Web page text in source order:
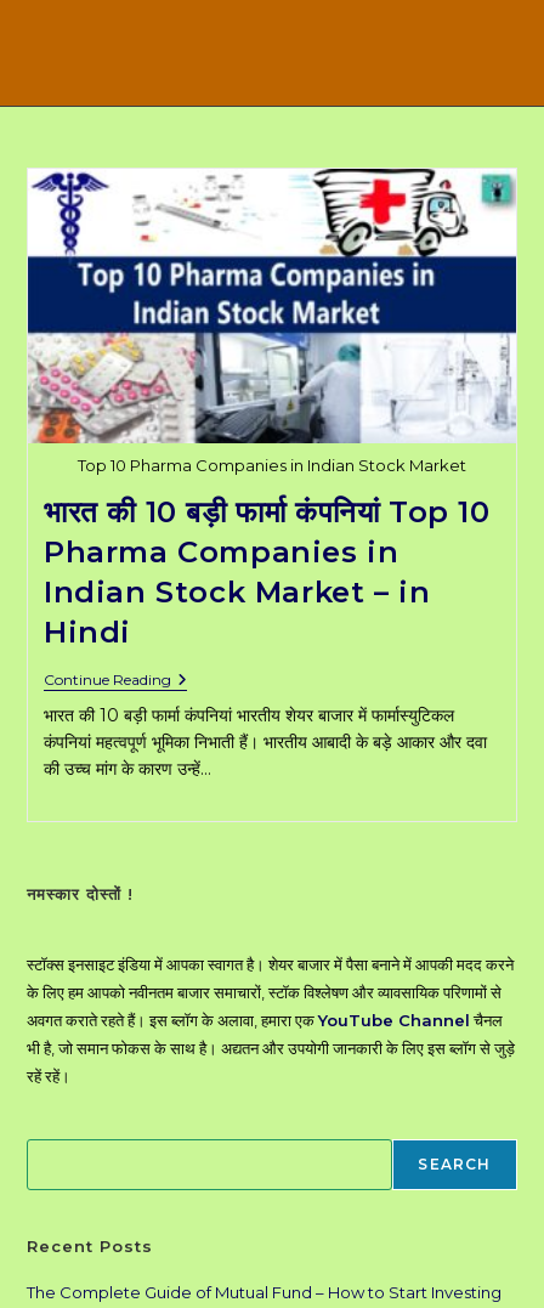
Top 10 Pharma Companies in Indian Stock Market
भारत की 10 बड़ी फार्मा कंपनियां Top 10
Pharma Companies in
Indian Stock Market – in
Hindi
Continue Readingभारत
10
बड़ी
फार्मा
कंपनियां
In
Hindi
भारत की 10 बड़ी फार्मा कंपनियां भारतीय शेयर बाजार में फार्मास्युटिकल
कंपनियां महत्वपूर्ण भूमिका निभाती हैं। भारतीय आबादी के बड़े आकार और दवा
की उच्च मांग के कारण उन्हें…
नमस्कार दोस्तों !
स्टॉक्स इनसाइट इंडिया में आपका स्वागत है। शेयर बाजार में पैसा बनाने में आपकी मदद करने
के लिए हम आपको नवीनतम बाजार समाचारों, स्टॉक विश्लेषण और व्यावसायिक परिणामों से
अवगत कराते रहते हैं। इस ब्लॉग के अलावा, हमारा एकYouTube Channelचैनल
भी है, जो समान फोकस के साथ है। अद्यतन और उपयोगी जानकारी के लिए इस ब्लॉग से जुड़े
रहें रहें।
SEARCH
Recent Posts
The Complete Guide of Mutual Fund – How to Start Investing